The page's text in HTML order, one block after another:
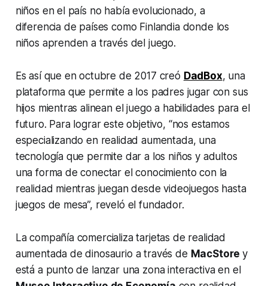
niños en el país no había evolucionado, a
diferencia de países como Finlandia donde los
niños aprenden a través del juego.
Es así que en octubre de 2017 creó DadBox, una
plataforma que permite a los padres jugar con sus
hijos mientras alinean el juego a habilidades para el
futuro. Para lograr este objetivo, “nos estamos
especializando en realidad aumentada, una
tecnología que permite dar a los niños y adultos
una forma de conectar el conocimiento con la
realidad mientras juegan desde videojuegos hasta
juegos de mesa”, reveló el fundador.
La compañía comercializa tarjetas de realidad
aumentada de dinosaurio a través de MacStorey
está a punto de lanzar una zona interactiva en el